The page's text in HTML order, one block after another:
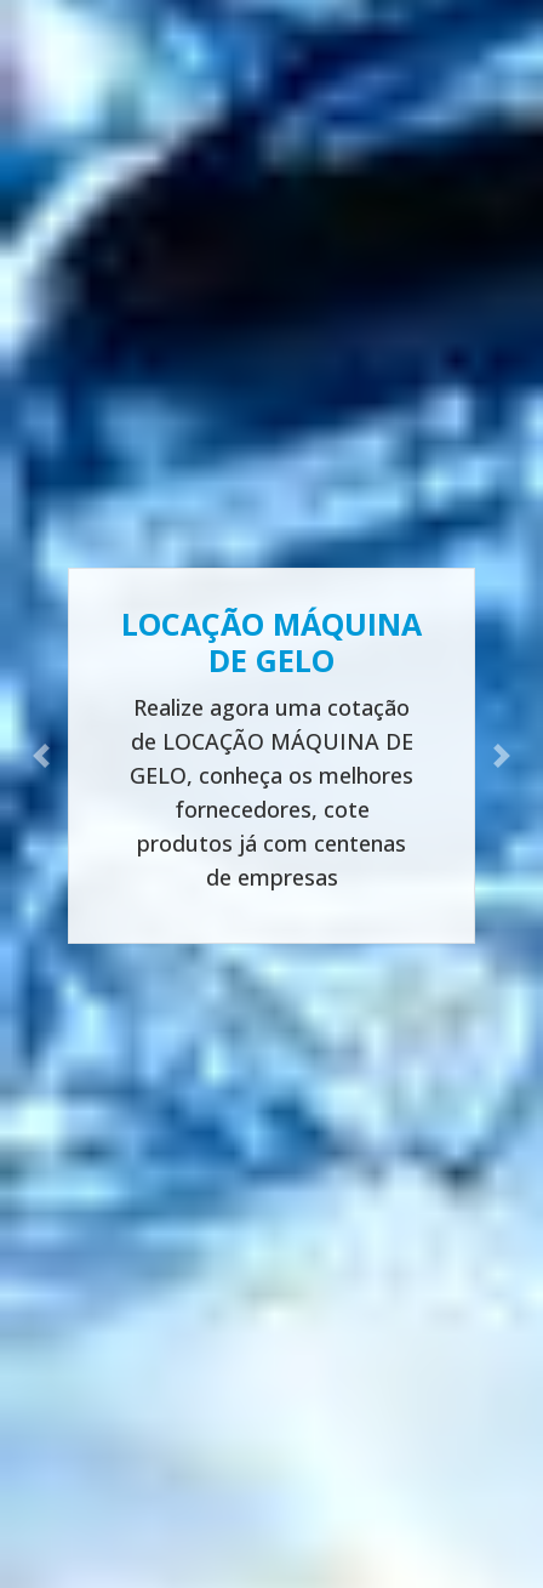
LOCAÇÃO MÁQUINA
DE GELO
Realize agora uma cotação
de LOCAÇÃO MÁQUINA DE
GELO, conheça os melhores
fornecedores, cote
produtos já com centenas
de empresas
Previous Next